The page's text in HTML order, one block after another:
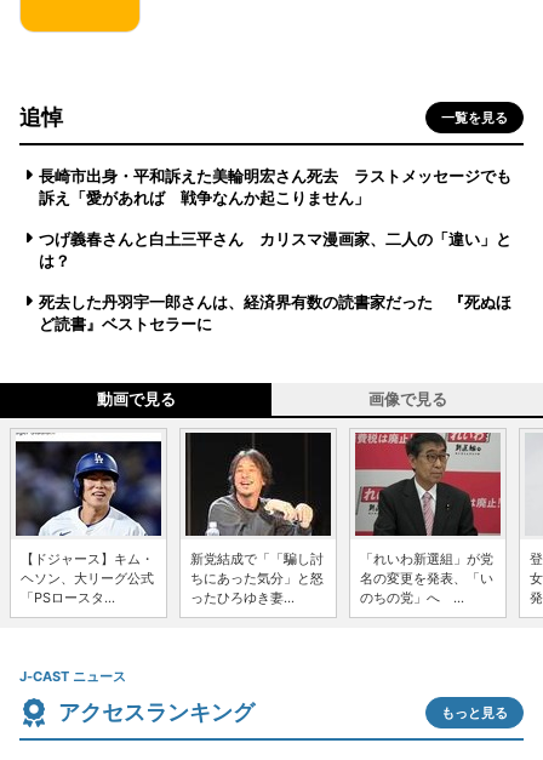
追悼 一覧を見る
長崎市出身・平和訴えた美輪明宏さん死去 ラストメッセージでも
訴え「愛があれば 戦争なんか起こりません」
つげ義春さんと白土三平さん カリスマ漫画家、二人の「違い」と
は？
死去した丹羽宇一郎さんは、経済界有数の読書家だった 『死ぬほ
ど読書』ベストセラーに
動画で見る 画像で見る
【ドジャース】キム・
ヘソン、大リーグ公式
「PSロースタ...
新党結成で「「騙し討
ちにあった気分」と怒
ったひろゆき妻...
「れいわ新選組」が党
名の変更を発表、「い
のちの党」へ ...
J-CAST ニュース
アクセスランキング もっと見る